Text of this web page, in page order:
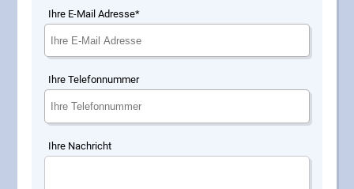
Ihre E-Mail Adresse*
Ihre Telefonnummer
Ihre Nachricht